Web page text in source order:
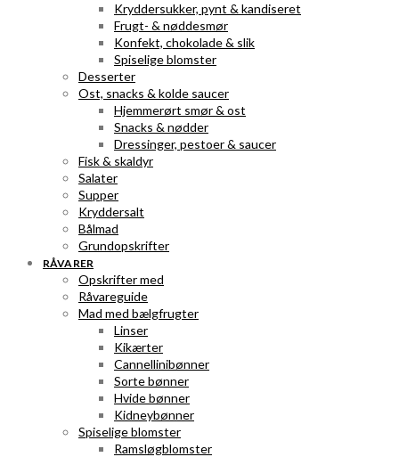
Kryddersukker, pynt & kandiseret
Frugt- & nøddesmør
Konfekt, chokolade & slik
Spiselige blomster
Desserter
Ost, snacks & kolde saucer
Hjemmerørt smør & ost
Snacks & nødder
Dressinger, pestoer & saucer
Fisk & skaldyr
Salater
Supper
Kryddersalt
Bålmad
Grundopskrifter
RÅVARER
Opskrifter med
Råvareguide
Mad med bælgfrugter
Linser
Kikærter
Cannellinibønner
Sorte bønner
Hvide bønner
Kidneybønner
Spiselige blomster
Ramsløgblomster